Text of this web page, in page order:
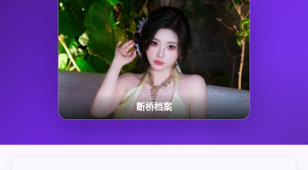
断桥档案